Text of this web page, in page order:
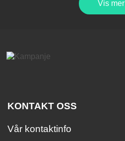
Vis mer
KONTAKT OSS
Vår kontaktinfo